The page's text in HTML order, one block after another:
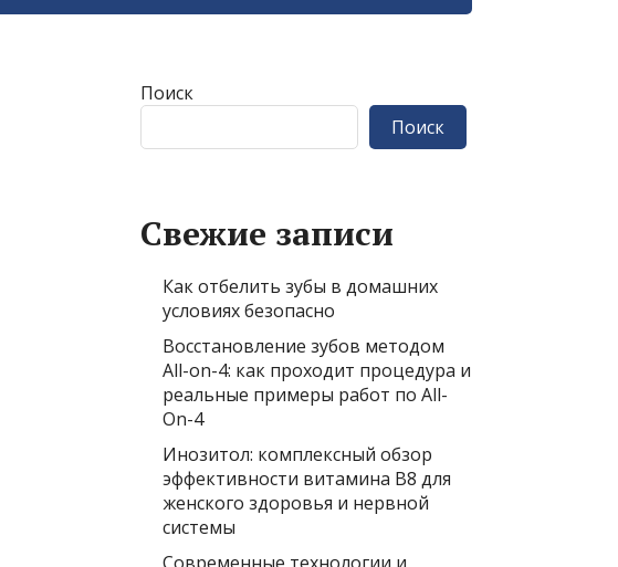
Поиск
Поиск
Свежие записи
Как отбелить зубы в домашних
условиях безопасно
Восстановление зубов методом
All-on-4: как проходит процедура и
реальные примеры работ по All-
On-4
Инозитол: комплексный обзор
эффективности витамина B8 для
женского здоровья и нервной
системы